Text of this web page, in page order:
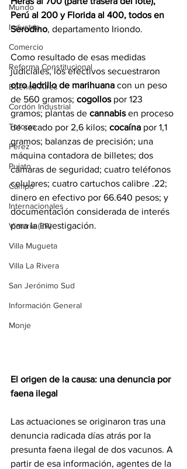
Mundo
Industria
Comercio
Reforma Constitucional
Buenos Aires
Cordón Industrial
Totoras
Pérez
Pujato
Campo
Internacionales
Victoria (ER)
Villa Mugueta
Villa La Rivera
San Jerónimo Sud
Información General
Monje
Perú al 200 y Florida al 400, todos en
Serodino, departamento Iriondo.
Como resultado de esas medidas
judiciales, los efectivos secuestraron
otro ladrillo de marihuana con un peso
de 560 gramos; cogollos por 123
gramos; plantas de cannabis en proceso
de secado por 2,6 kilos; cocaína por 1,1
gramos; balanzas de precisión; una
máquina contadora de billetes; dos
cámaras de seguridad; cuatro teléfonos
celulares; cuatro cartuchos calibre .22;
dinero en efectivo por 66.640 pesos; y
documentación considerada de interés
para la investigación.
El origen de la causa: una denuncia por
faena ilegal
Las actuaciones se originaron tras una
denuncia radicada días atrás por la
presunta faena ilegal de dos vacunos. A
partir de esa información, agentes de la